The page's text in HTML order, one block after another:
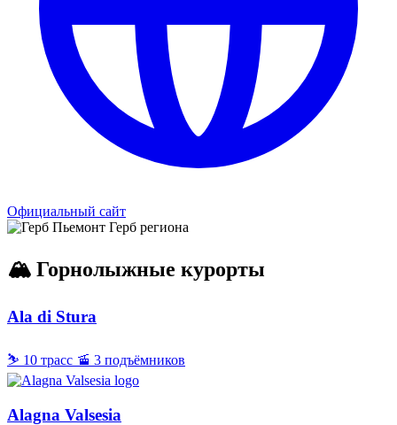
Официальный сайт
Герб региона
🏔 Горнолыжные курорты
Ala di Stura
⛷ 10 трасс 🚡 3 подъёмников
Alagna Valsesia